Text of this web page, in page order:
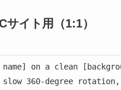
サイト用（1:1）
name] on a clean
slow 360-degree